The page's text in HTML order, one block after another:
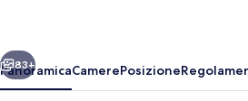
Spa
Avanti
83+
PanoramicaCamerePosizione